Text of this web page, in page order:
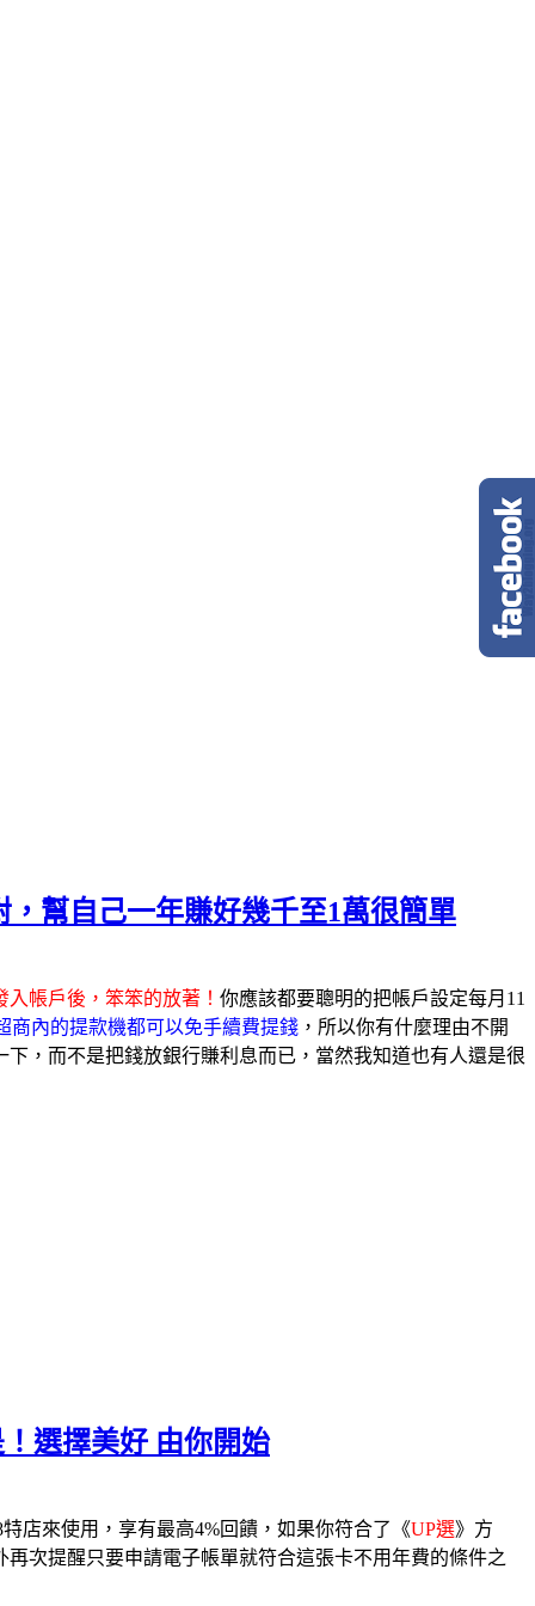
，幫自己一年賺好幾千至1萬很簡單
帳戶後，笨笨的放著！ 你應該都要聰明的把帳戶設定每月11
商內的提款機都可以免手續費提錢 ，所以你有什麼理由不開
，而不是把錢放銀行賺利息而已，當然我知道也有人還是很
選擇美好 由你開始
店來使用，享有最高4%回饋，如果你符合了《UP選》方
次提醒只要申請電子帳單就符合這張卡不用年費的條件之